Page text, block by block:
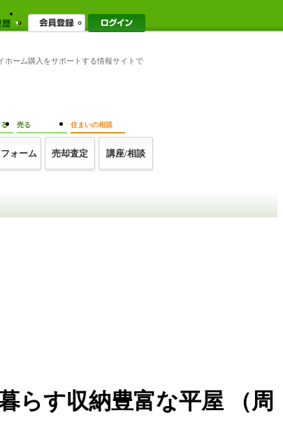
ホーム購入をサポートする情報サイトで
フォーム
売る
売却査定
住まいの相談
講座/相談
らす収納豊富な平屋
（周